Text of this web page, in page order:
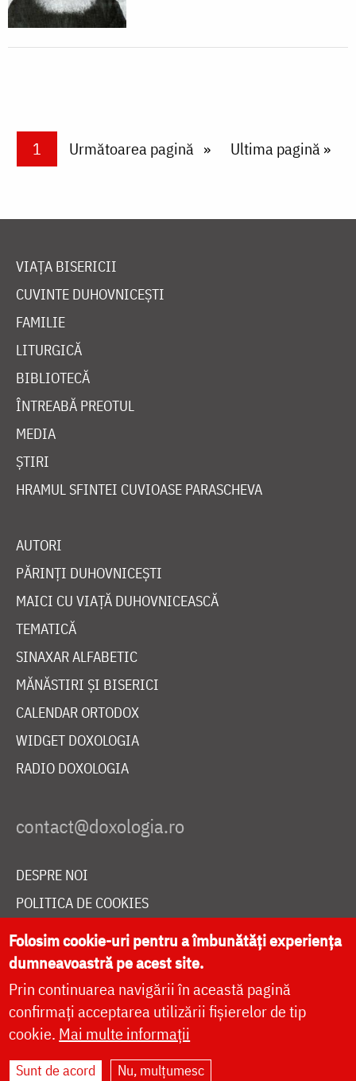
PaginareCurrent page
1 Next page
Următoarea pagină Last page
Ultima pagină »
VIAȚA BISERICII
CUVINTE DUHOVNICEȘTI
FAMILIE
LITURGICĂ
BIBLIOTECĂ
ÎNTREABĂ PREOTUL
MEDIA
ȘTIRI
HRAMUL SFINTEI CUVIOASE PARASCHEVA
AUTORI
PĂRINȚI DUHOVNICEȘTI
MAICI CU VIAȚĂ DUHOVNICEASCĂ
TEMATICĂ
SINAXAR ALFABETIC
MĂNĂSTIRI ȘI BISERICI
CALENDAR ORTODOX
WIDGET DOXOLOGIA
RADIO DOXOLOGIA
DESPRE NOI
POLITICA DE COOKIES
DONEAZĂ ONLINE PENTRU CATEDRALA NAȚIONALĂ
LIVE
Site dezvoltat deDOXOLOGIA MEDIA
Folosim cookie-uri pentru a îmbunătăți experiența
dumneavoastră pe acest site.
Prin continuarea navigării în această pagină
confirmați acceptarea utilizării fișierelor de tip
cookie. Mai multe informații
Sunt de acord Nu, mulțumesc